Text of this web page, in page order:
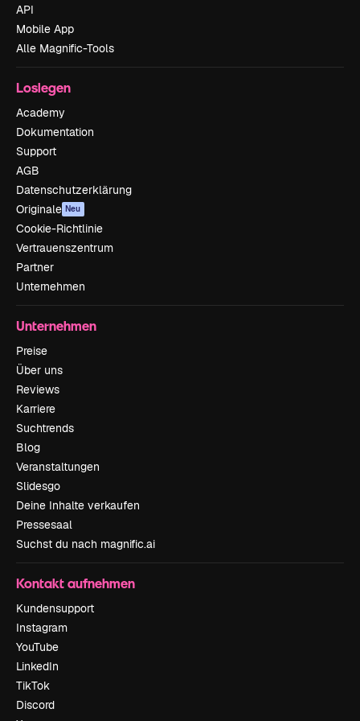
API
Mobile App
Alle Magnific-Tools
Loslegen
Academy
Dokumentation
Support
AGB
Datenschutzerklärung
Originale Neu
Cookie-Richtlinie
Vertrauenszentrum
Partner
Unternehmen
Unternehmen
Preise
Über uns
Reviews
Karriere
Suchtrends
Blog
Veranstaltungen
Slidesgo
Deine Inhalte verkaufen
Pressesaal
Suchst du nach magnific.ai
Kontakt aufnehmen
Kundensupport
Instagram
YouTube
LinkedIn
TikTok
Discord